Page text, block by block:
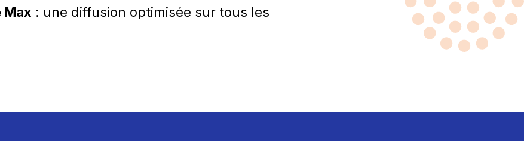
Max : une diffusion optimisée sur tous les